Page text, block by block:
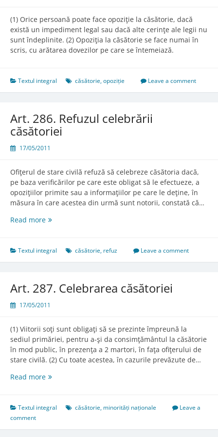
(1) Orice persoană poate face opoziţie la căsătorie, dacă
există un impediment legal sau dacă alte cerinţe ale legii nu
sunt îndeplinite. (2) Opoziţia la căsătorie se face numai în
scris, cu arătarea dovezilor pe care se întemeiază.
Textul integral căsătorie,opoziție Leave a comment
Art. 286. Refuzul celebrării
căsătoriei
17/05/2011
Ofiţerul de stare civilă refuză să celebreze căsătoria dacă,
pe baza verificărilor pe care este obligat să le efectueze, a
opoziţiilor primite sau a informaţiilor pe care le deţine, în
măsura în care acestea din urmă sunt notorii, constată că…
Read moreArt.
celebrării
căsătoriei
Textul integral căsătorie, refuz Leave a comment
Art. 287. Celebrarea căsătoriei
17/05/2011
(1) Viitorii soţi sunt obligaţi să se prezinte împreună la
sediul primăriei, pentru a-şi da consimţământul la căsătorie
în mod public, în prezenţa a 2 martori, în faţa ofiţerului de
stare civilă. (2) Cu toate acestea, în cazurile prevăzute de…
Read moreArt.
căsătoriei
Textul integral căsătorie, minorități naționale
Leave a
comment